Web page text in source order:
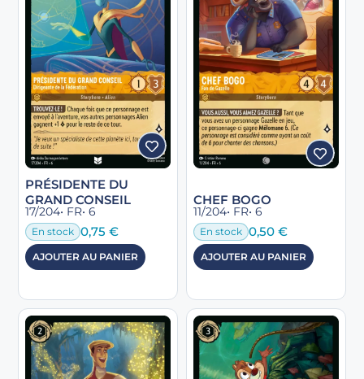
PRÉSIDENTE DU
GRAND CONSEIL
17/204• FR• 6
En stock 0,75€
AJOUTER AU PANIER
CHEF BOGO
11/204• FR• 6
En stock 0,50 €
AJOUTER AU PANIER